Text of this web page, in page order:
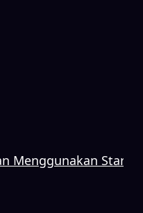
Menggunakan